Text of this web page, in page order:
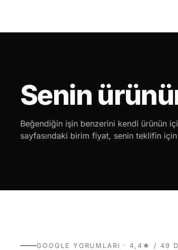
Senin
Beğendiğin işin benzerini kendi ürünün
sayfasındaki birim fiyat, senin teklifin
GOOGLE YORUMLARI · 4,4★ / 49